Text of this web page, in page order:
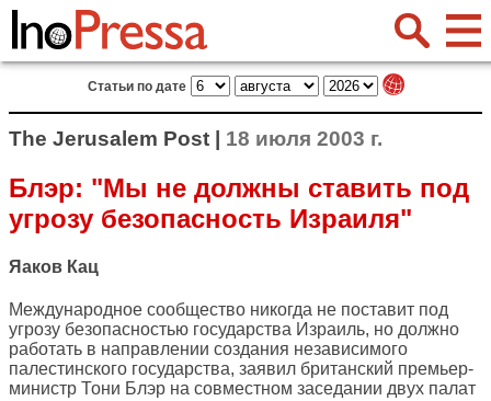
Статьи по дате
The Jerusalem Post | 18 июля 2003 г.
Блэр: "Мы не должны ставить под
угрозу безопасность Израиля"
Яаков Кац
Международное сообщество никогда не поставит под
угрозу безопасностью государства Израиль, но должно
работать в направлении создания независимого
палестинского государства, заявил британский премьер-
министр Тони Блэр на совместном заседании двух палат